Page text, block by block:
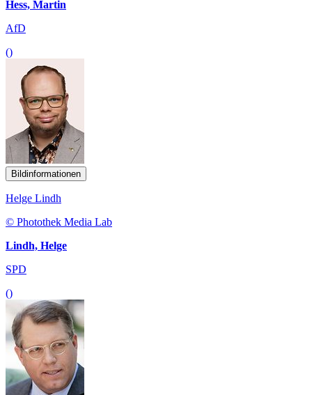
Hess, Martin
AfD
()
Bildinformationen
Helge Lindh
© Photothek Media Lab
Lindh, Helge
SPD
()